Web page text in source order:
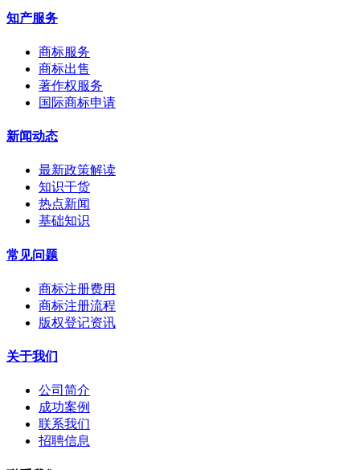
知产服务
商标服务
商标出售
著作权服务
国际商标申请
新闻动态
最新政策解读
知识干货
热点新闻
基础知识
常见问题
商标注册费用
商标注册流程
版权登记资讯
关于我们
公司简介
成功案例
联系我们
招聘信息